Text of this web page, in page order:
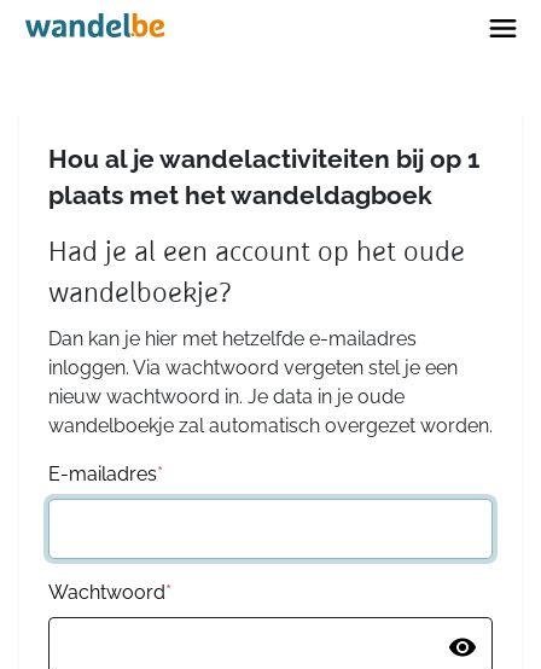
Home
Hou al je wandelactiviteiten bij op 1
plaats met het wandeldagboek
Had je al een account op het oude
wandelboekje?
Dan kan je hier met hetzelfde e-mailadres
inloggen. Via wachtwoord vergeten stel je een
nieuw wachtwoord in. Je data in je oude
wandelboekje zal automatisch overgezet worden.
E-mailadres*
Wachtwoord*